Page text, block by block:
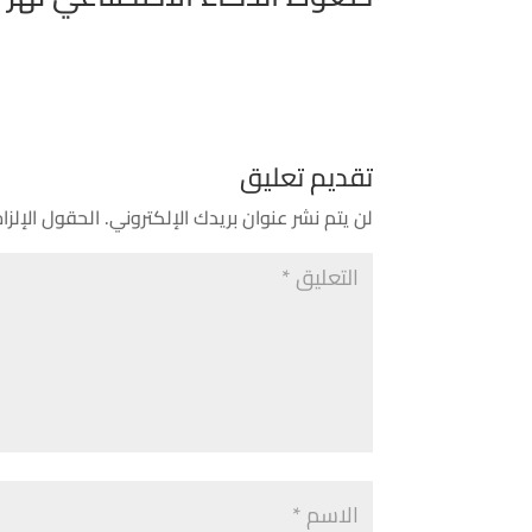
تقديم تعليق
لن يتم نشر عنوان بريدك الإلكتروني. الحقول